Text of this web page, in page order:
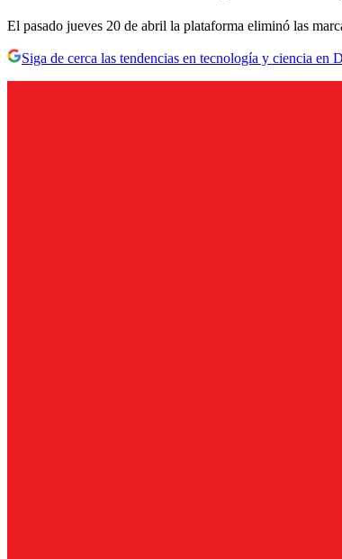
El pasado jueves 20 de abril la plataforma eliminó las
Siga de cerca las tendencias en tecnología y ciencia en